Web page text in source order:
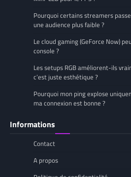
Pourquoi certains streamers
une audience plus faible ?
Le cloud gaming (GeForce Now)
console ?
Les setups RGB améliorent-ils
c’est juste esthétique ?
Pourquoi mon ping explose
ma connexion est bonne ?
Informations
Contact
A propos